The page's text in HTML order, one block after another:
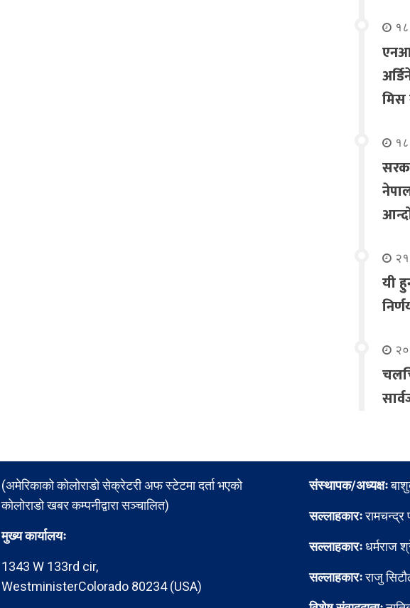
मिस
२१
यी
(अमेरिकाको कोलोराडो सेक्रेटरी अफ स्टेटमा दर्ता भएको
कोलोराडो खबर कम्पनीद्वारा सञ्चालित)
मुख्य कार्यालयः
1343 W 133rd cir,
WestministerColorado 80234 (USA)
संस्थापक/अध्यक्षः
सल्लाहकारःरामचन्द्र
सल्लाहकारःधर्मराज
सल्लाहकारःराजु